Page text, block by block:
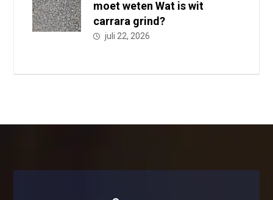
moet weten Wat is wit
carrara grind?
juli 22, 2026